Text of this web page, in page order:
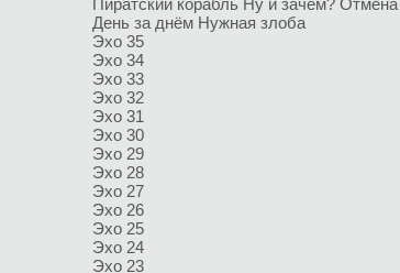
Пиратский корабль Ну и зачем? Отмена
День за днём Нужная злоба
Эхо 35
Эхо 34
Эхо 33
Эхо 32
Эхо 31
Эхо 30
Эхо 29
Эхо 28
Эхо 27
Эхо 26
Эхо 25
Эхо 24
Эхо 23